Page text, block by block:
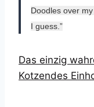
Doodles over
I guess.”
Das einzig
Kotzendes